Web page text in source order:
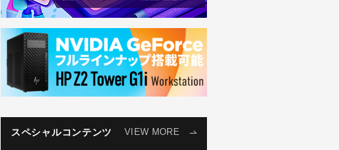
スペシャルコンテンツ VIEW MORE